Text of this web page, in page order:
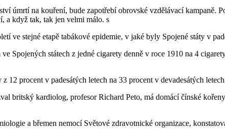
úmrtí na kouření, bude zapotřebí obrovské vzdělávací kampaně.
a když tak, tak jen velmi málo. s
ve stejné etapě tabákové epidemie, v jaké byly Spojené státy v
Spojených státech z jedné cigarety denně v roce 1910 na 4
12 procent v padesátých letech na 33 procent v devadesátých
britský kardiolog, profesor Richard Peto, má domácí čínské
a břemen nemocí Světové zdravotnické organizace,